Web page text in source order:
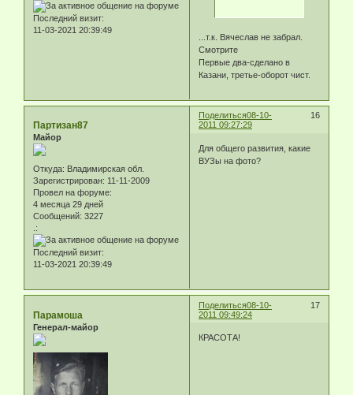
Последний визит:
11-03-2021 20:39:49
...т.к. Вячеслав не забрал.
Смотрите
Первые два-сделано в
Казани, третье-оборот чист.
Поделиться 16
08-10-
2011 09:27:29
Партизан87
Майор
Откуда: Владимирская обл.
Зарегистрирован: 11-11-2009
Провел на форуме:
4 месяца 29 дней
Сообщений: 3227
.:
Последний визит:
11-03-2021 20:39:49
Для общего развития, какие
ВУЗы на фото?
Поделиться 17
08-10-
2011 09:49:24
Парамоша
Генерал-майор
КРАСОТА!